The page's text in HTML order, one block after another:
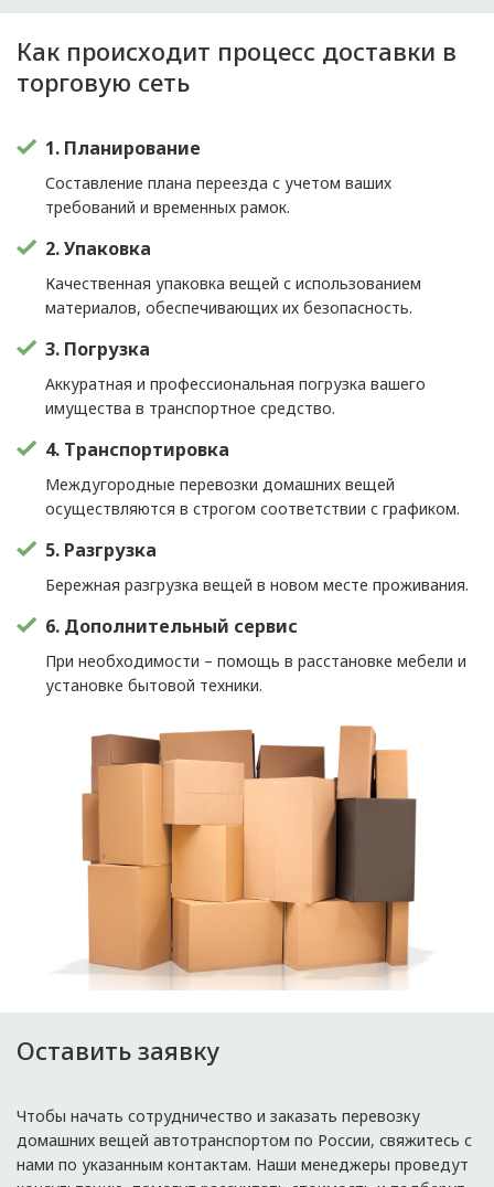
Как происходит процесс доставки в
торговую сеть
1. Планирование
Составление плана переезда с учетом ваших
требований и временных рамок.
2. Упаковка
Качественная упаковка вещей с использованием
материалов, обеспечивающих их безопасность.
3. Погрузка
Аккуратная и профессиональная погрузка вашего
имущества в транспортное средство.
4. Транспортировка
Междугородные перевозки домашних вещей
осуществляются в строгом соответствии с графиком.
5. Разгрузка
Бережная разгрузка вещей в новом месте проживания.
6. Дополнительный сервис
При необходимости – помощь в расстановке мебели и
установке бытовой техники.
Оставить заявку
Чтобы начать сотрудничество и заказать перевозку
домашних вещей автотранспортом по России, свяжитесь с
нами по указанным контактам. Наши менеджеры проведут